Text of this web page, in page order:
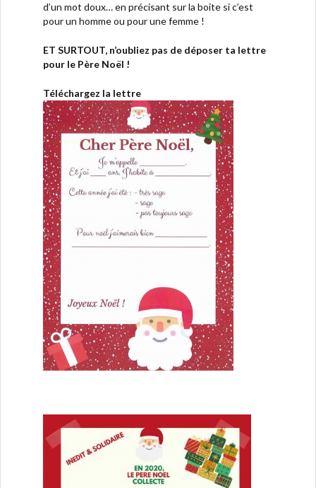
d’un mot doux… en précisant sur la boite si c’est
pour un homme ou pour une femme !
ET SURTOUT, n’oubliez pas de déposer ta lettre
pour le Père Noël !
Téléchargez la lettre